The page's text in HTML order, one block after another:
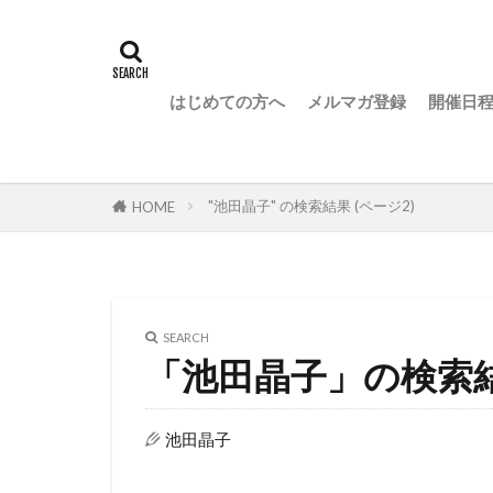
はじめての方へ メルマガ登録 開催日程
HOME "池田晶子" の検索結果 (ページ2)
SEARCH
「池田晶子」の検索
池田晶子